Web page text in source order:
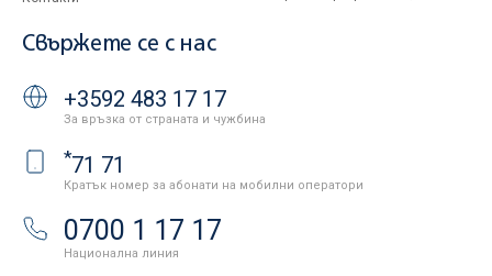
Свържете се с нас
+3592 483 17 17
За връзка от страната и чужбина
*71 71
Кратък номер за абонати на мобилни оператори
0700 1 17 17
Национална линия